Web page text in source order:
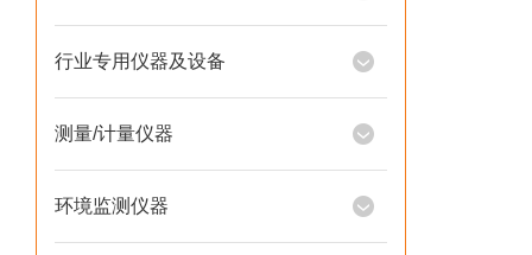
行业专用仪器及设备
测量/计量仪器
环境监测仪器